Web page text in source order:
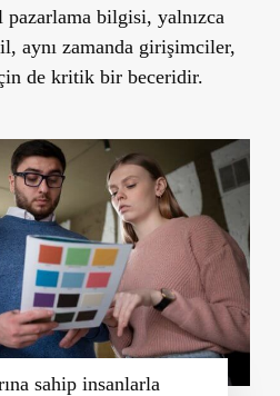
bilgisi, yalnızca
aynı zamanda girişimciler,
de kritik bir beceridir.
sahip insanlarla